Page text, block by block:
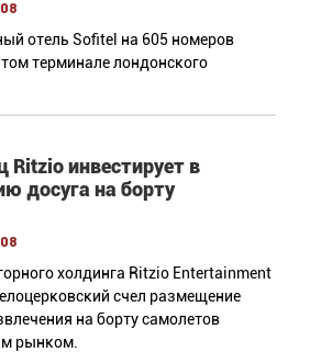
отель Sofitel на 605 номеров
терминале лондонского
Ritzio инвестирует в
досуга на борту
холдинга Ritzio Entertainment
счел размещение
на борту самолетов
рынком.